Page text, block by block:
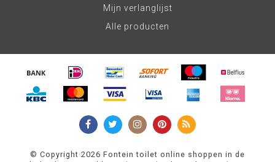
Mijn verlanglijst
Alle producten
© Copyright 2026 Fontein toilet online shoppen in de